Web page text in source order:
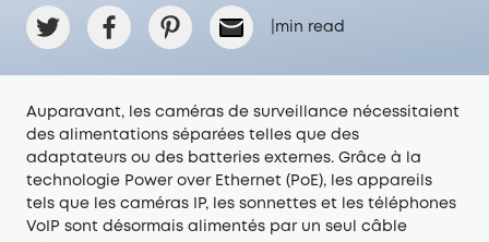
min read
Auparavant, les caméras de surveillance nécessitaient
des alimentations séparées telles que des
adaptateurs ou des batteries externes. Grâce à la
technologie Power over Ethernet (PoE), les appareils
tels que les caméras IP, les sonnettes et les téléphones
VoIP sont désormais alimentés par un seul câble